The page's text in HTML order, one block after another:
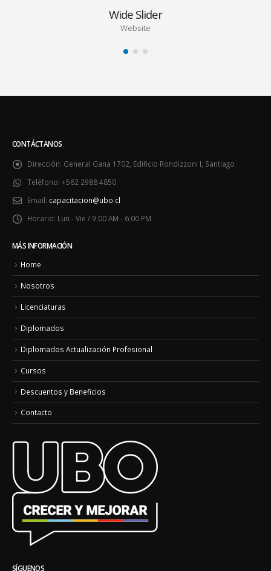
Wide Slider
Website
CONTÁCTANOS
Dirección: General Gana 1702, Edificio Rondizzoni I, Santiago
Teléfono: +562 2988 4850
Email: capacitacion@ubo.cl
Horario: Lun - Vie / 9:00 AM - 6:00 PM
MÁS INFORMACIÓN
Home
Nosotros
Licenciaturas
Diplomados
Diplomados Actualización Profesional
Cursos
Descuentos y Beneficios
Contacto
SÍGUENOS